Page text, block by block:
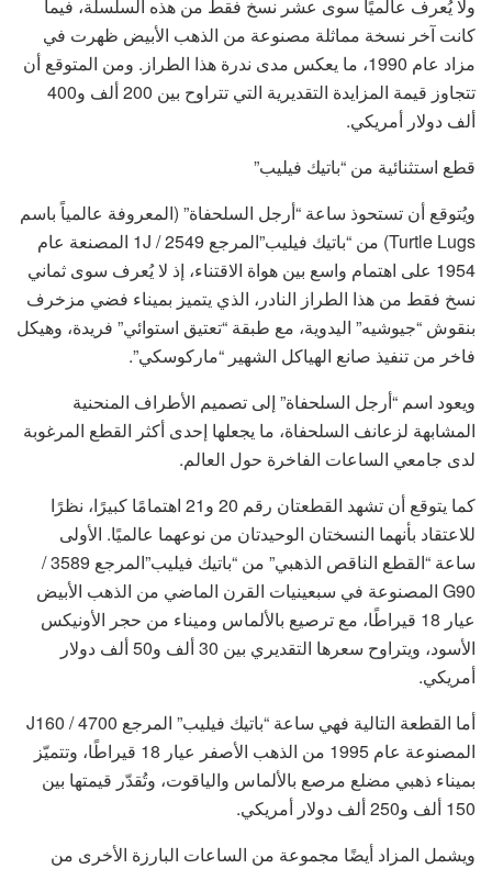
ولا يُعرف عالميًا سوى عشر نسخ فقط من هذه السلسلة، فيما
كانت آخر نسخة مماثلة مصنوعة من الذهب الأبيض ظهرت في
مزاد عام 1990، ما يعكس مدى ندرة هذا الطراز. ومن المتوقع أن
تتجاوز قيمة المزايدة التقديرية التي تتراوح بين 200 ألف و400
ألف دولار أمريكي.
قطع استثنائية من “باتيك فيليب”
ويُتوقع أن تستحوذ ساعة “أرجل السلحفاة” (المعروفة عالمياً باسم
Turtle Lugs) من “باتيك فيليب”المرجع 2549 / 1J المصنعة عام
1954 على اهتمام واسع بين هواة الاقتناء، إذ لا يُعرف سوى ثماني
نسخ فقط من هذا الطراز النادر، الذي يتميز بميناء فضي مزخرف
بنقوش “جيوشيه” اليدوية، مع طبقة “تعتيق استوائي” فريدة، وهيكل
فاخر من تنفيذ صانع الهياكل الشهير “ماركوسكي”.
ويعود اسم “أرجل السلحفاة” إلى تصميم الأطراف المنحنية
المشابهة لزعانف السلحفاة، ما يجعلها إحدى أكثر القطع المرغوبة
لدى جامعي الساعات الفاخرة حول العالم.
كما يتوقع أن تشهد القطعتان رقم 20 و21 اهتمامًا كبيرًا، نظرًا
للاعتقاد بأنهما النسختان الوحيدتان من نوعهما عالميًا. الأولى
ساعة “القطع الناقص الذهبي” من “باتيك فيليب”المرجع 3589 /
G90 المصنوعة في سبعينيات القرن الماضي من الذهب الأبيض
عيار 18 قيراطًا، مع ترصيع بالألماس وميناء من حجر الأونيكس
الأسود، ويتراوح سعرها التقديري بين 30 ألف و50 ألف دولار
أمريكي.
أما القطعة التالية فهي ساعة “باتيك فيليب” المرجع 4700 / J160
المصنوعة عام 1995 من الذهب الأصفر عيار 18 قيراطًا، وتتميّز
بميناء ذهبي مضلع مرصع بالألماس والياقوت، وتُقدّر قيمتها بين
150 ألف و250 ألف دولار أمريكي.
ويشمل المزاد أيضًا مجموعة من الساعات البارزة الأخرى من